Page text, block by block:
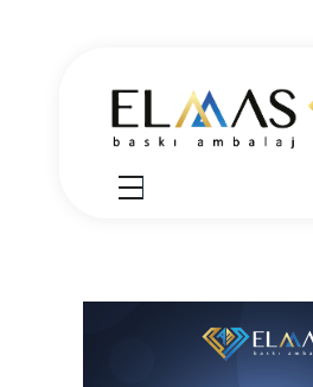
Elmas Ambalajشركة الماس امبلاج في تركيا مختصين في مجالي الطباعة والتغليف للعديد من المنتجات الغذائية والصناعية من رول التغليف وأكياس النايلون بسرعة واتقان وجودة عالية في التنفيذ ضمن أعلى المعايير العالمية وبأسعار منافسة